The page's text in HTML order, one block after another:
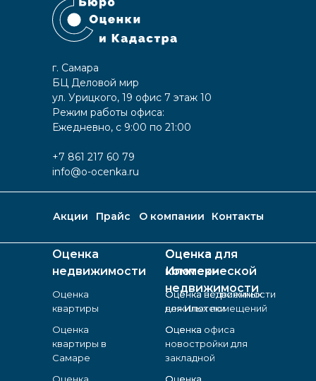
Оценка
недвижимости
Акции Прайс О компании Контакты
г. Самара
БЦ Деловой мир
ул. Урицкого, 19 офис 7 этаж 10
Режим работы офиса:
Ежедневно, с 9:00 по 21:00
+7 861 217 60 79
info@o-ocenka.ru
Оценка для
Ипотеки
Оценка
коммерческой
недвижимости
Оценка недвижимости
для Ипотеки
Оценка встроенных
нежилых помещений
Оценка
новостройки для
закладной
Оценка офиса
Оценка
квартиры
Оценка
Оценка
Оценка
квартиры в
Самаре
Оценка